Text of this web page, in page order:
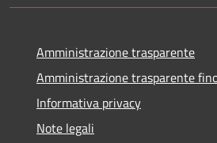
Amministrazione trasparente
Amministrazione trasparente
Informativa privacy
Note legali